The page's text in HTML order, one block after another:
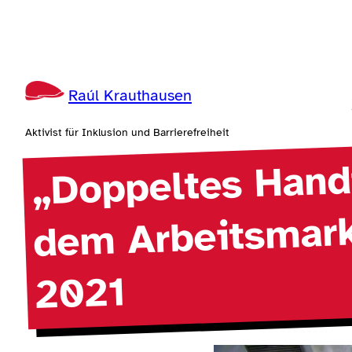
Raúl Krauthausen
Aktivist für Inklusion und Barrierefreiheit
„Doppeltes
dem
2021